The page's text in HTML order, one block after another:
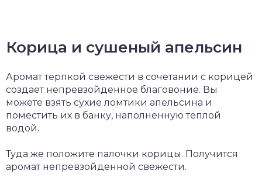
Корица и сушеный апельсин
Аромат терпкой свежести в сочетании с корицей
создает непревзойденное благовоние. Вы
можете взять сухие ломтики апельсина и
поместить их в банку, наполненную теплой
водой.
Туда же положите палочки корицы. Получится
аромат непревзойденной свежести.